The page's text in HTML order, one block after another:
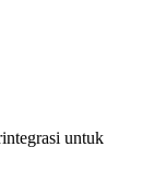
untuk